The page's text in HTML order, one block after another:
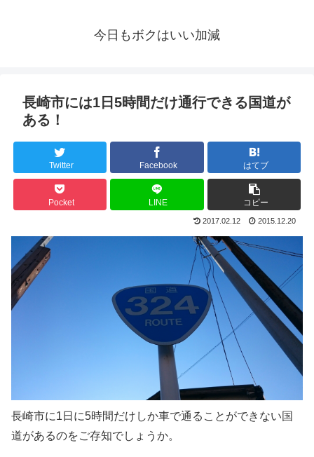
今日もボクはいい加減
長崎市には1日5時間だけ通行できる国道が
ある！
Twitter Facebook はてブ
Pocket LINE コピー
2017.02.12 2015.12.20
長崎市に1日に5時間だけしか車で通ることができない国
道があるのをご存知でしょうか。